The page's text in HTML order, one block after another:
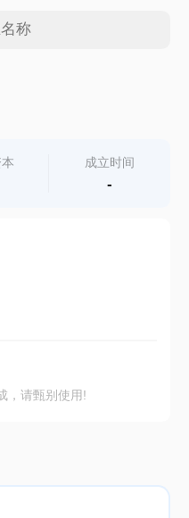
成立时间
-
，请甄别使用!